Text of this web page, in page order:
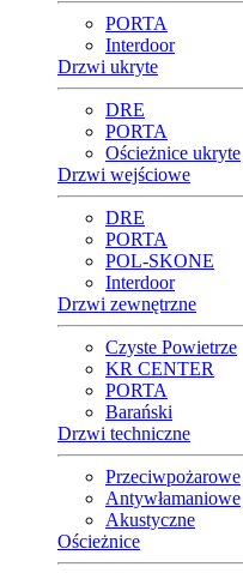
PORTA
Interdoor
Drzwi ukryte
DRE
PORTA
Ościeżnice ukryte
Drzwi wejściowe
DRE
PORTA
POL-SKONE
Interdoor
Drzwi zewnętrzne
Czyste Powietrze
KR CENTER
PORTA
Barański
Drzwi techniczne
Przeciwpożarowe
Antywłamaniowe
Akustyczne
Ościeżnice